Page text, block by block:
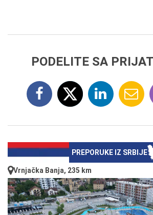
PODELITE SA
PREPORUKE IZ SRBIJE
Vrnjačka Banja, 235 km